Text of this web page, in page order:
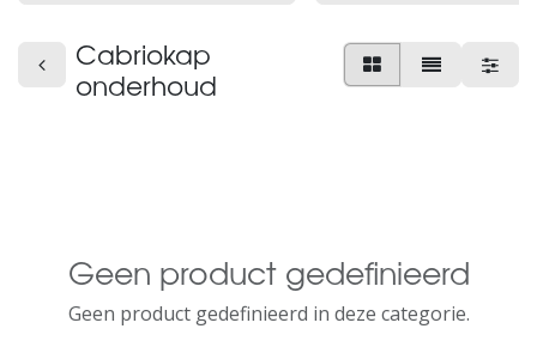
Cabriokap
onderhoud
Geen product gedefinieerd
Geen product gedefinieerd in deze categorie.